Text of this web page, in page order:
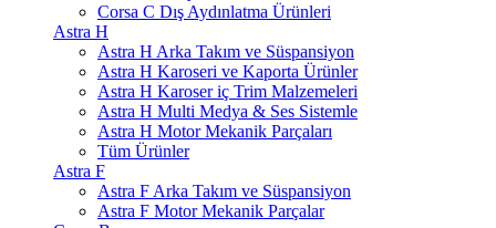
Corsa C Dış Aydınlatma Ürünleri
Astra H
Astra H Arka Takım ve Süspansiyon
Astra H Karoseri ve Kaporta Ürünler
Astra H Karoser iç Trim Malzemeleri
Astra H Multi Medya & Ses Sistemle
Astra H Motor Mekanik Parçaları
Tüm Ürünler
Astra F
Astra F Arka Takım ve Süspansiyon
Astra F Motor Mekanik Parçalar